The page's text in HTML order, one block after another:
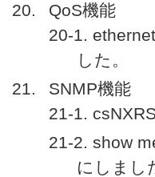
QoS機能
20-1.
した。
SNMP機能
21-1.
21-2. show
にしまし